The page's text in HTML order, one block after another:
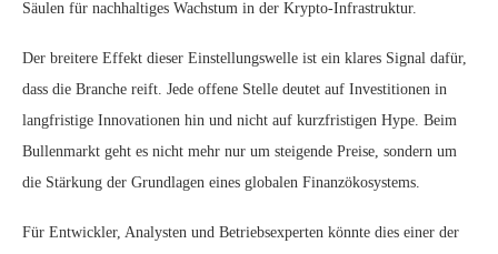
Säulen für nachhaltiges Wachstum in der Krypto-Infrastruktur.
Der breitere Effekt dieser Einstellungswelle ist ein klares Signal dafür,
dass die Branche reift. Jede offene Stelle deutet auf Investitionen in
langfristige Innovationen hin und nicht auf kurzfristigen Hype. Beim
Bullenmarkt geht es nicht mehr nur um steigende Preise, sondern um
die Stärkung der Grundlagen eines globalen Finanzökosystems.
Für Entwickler, Analysten und Betriebsexperten könnte dies einer der